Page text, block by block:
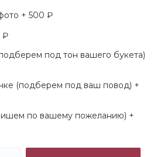
+ 500 ₽
₽
под тон вашего букета)
(подберем под ваш повод) +
по вашему пожеланию) +